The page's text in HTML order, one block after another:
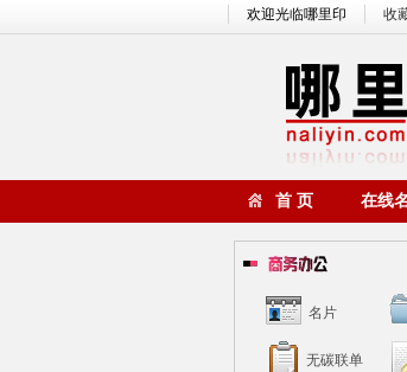
欢迎光临哪里印 收
首 页 在线
名片
无碳联单